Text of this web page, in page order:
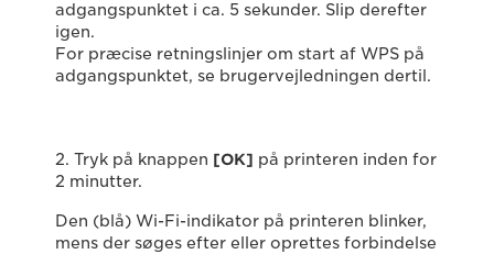
adgangspunktet i ca. 5 sekunder. Slip derefter
igen.
For præcise retningslinjer om start af WPS på
adgangspunktet, se brugervejledningen dertil.
2. Tryk på knappen [OK] på printeren inden for
2 minutter.
Den (blå) Wi-Fi-indikator på printeren blinker,
mens der søges efter eller oprettes forbindelse